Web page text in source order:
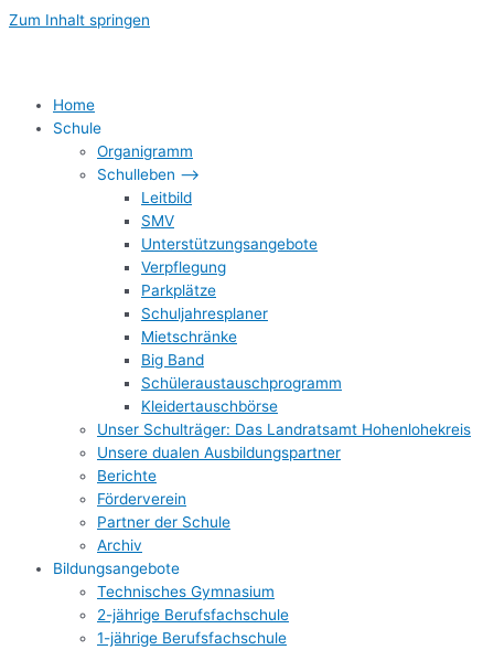
Zum Inhalt springen
Home
Schule
Organigramm
Schulleben –>
Leitbild
SMV
Unterstützungsangebote
Verpflegung
Parkplätze
Schuljahresplaner
Mietschränke
Big Band
Schüleraustauschprogramm
Kleidertauschbörse
Unser Schulträger: Das Landratsamt Hohenlohekreis
Unsere dualen Ausbildungspartner
Berichte
Förderverein
Partner der Schule
Archiv
Bildungsangebote
Technisches Gymnasium
2-jährige Berufsfachschule
1-jährige Berufsfachschule